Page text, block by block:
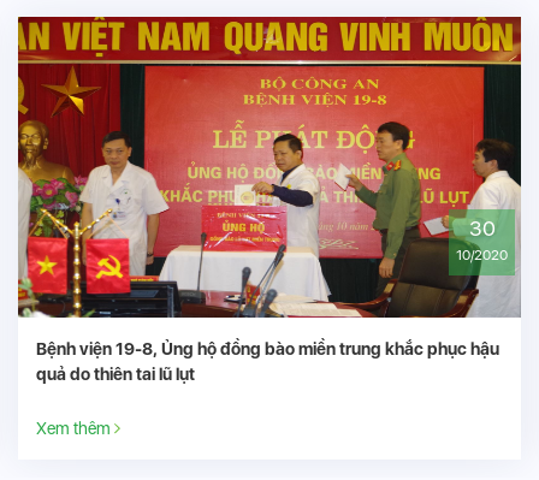
24
10/2020
Điều trị thành công bệnh nhân U lympho ác tính
Xem thêm